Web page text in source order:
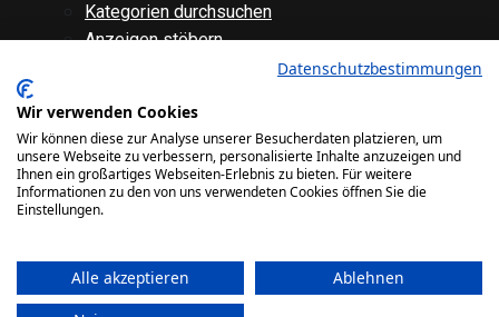
Kategorien durchsuchen
Anzeigen stöbern
Forenübersicht
Technik
Verschiedenes
Websiteinternes
Bilder
Videos
Datenschutzbestimmungen
Wir verwenden Cookies
Wir können diese zur Analyse unserer Besucherdaten platzieren, um
unsere Webseite zu verbessern, personalisierte Inhalte anzuzeigen und
Ihnen ein großartiges Webseiten-Erlebnis zu bieten. Für weitere
Informationen zu den von uns verwendeten Cookies öffnen Sie die
Einstellungen.
Alle akzeptieren
Ablehnen